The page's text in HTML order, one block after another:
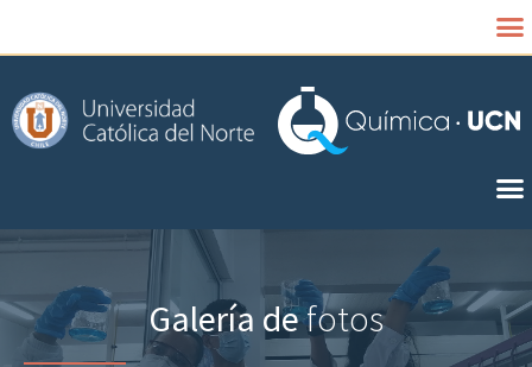
Galería defotos